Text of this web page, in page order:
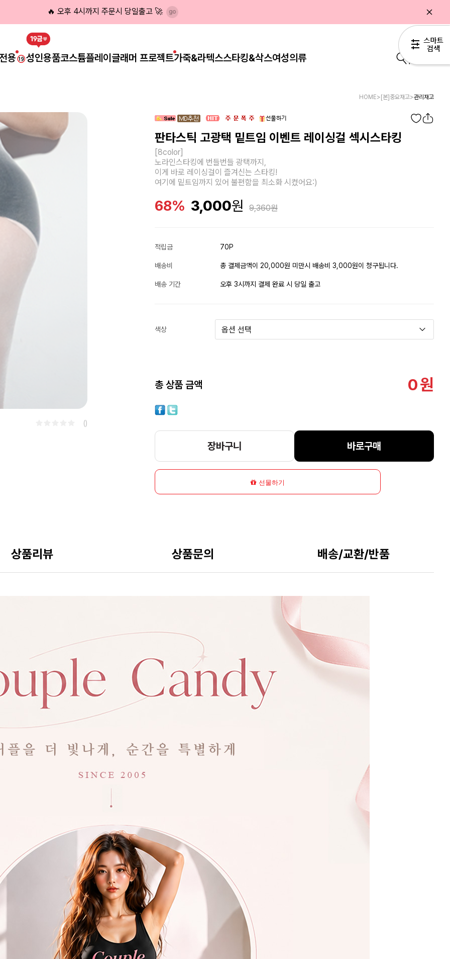
🔥 오후 4시까지 주문시 당일출고 🚀
용 성인용품코스튬플레이 글래머 프로젝트가죽&라텍스스타킹&삭스여성의류
HOME> [본]중요재고>관리재고
()
판타스틱 고광택 밑트임 이벤트 레이싱걸 섹시스타킹
[8color]
노라인스타킹에 번들번들 광택까지,
이게 바로 레이싱걸이 즐겨신는 스타킹!
여기에 밑트임까지 있어 불편함을 최소화 시켰어요:)
68% 3,000 9,360
적립금 70P
배송비 총 결제금액이 20,000원 미만시 배송비 3,000원이 청구됩니다.
배송 기간 오후 3시까지 결제 완료 시 당일 출고
색상
총 상품 금액 0원
장바구니 바로구매
선물하기
상품리뷰 상품문의 배송/교환/반품